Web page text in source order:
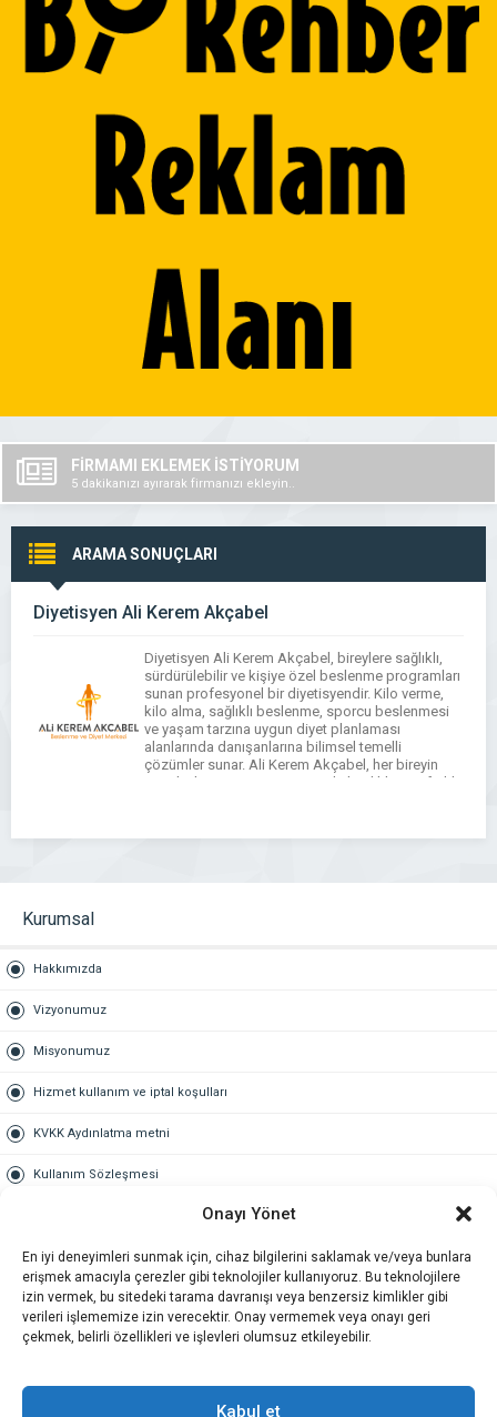
Onayı Yönet
En iyi deneyimleri sunmak için, cihaz bilgilerini saklamak ve/veya bunlara
erişmek amacıyla çerezler gibi teknolojiler kullanıyoruz. Bu teknolojilere
izin vermek, bu sitedeki tarama davranışı veya benzersiz kimlikler gibi
verileri işlememize izin verecektir. Onay vermemek veya onayı geri
çekmek, belirli özellikleri ve işlevleri olumsuz etkileyebilir.
Kabul et
FİRMAMI EKLEMEK İSTİYORUM
5 dakikanızı ayırarak firmanızı ekleyin..
ARAMA SONUÇLARI
Diyetisyen Ali Kerem Akçabel
Diyetisyen Ali Kerem Akçabel, bireylere sağlıklı,
sürdürülebilir ve kişiye özel beslenme programları
sunan profesyonel bir diyetisyendir. Kilo verme,
kilo alma, sağlıklı beslenme, sporcu beslenmesi
ve yaşam tarzına uygun diyet planlaması
alanlarında danışanlarına bilimsel temelli
çözümler sunar. Ali Kerem Akçabel, her bireyin
metabolizmasının ve yaşam alışkanlıklarının farklı
Kurumsal
Hakkımızda
Vizyonumuz
Misyonumuz
Hizmet kullanım ve iptal koşulları
KVKK Aydınlatma metni
Kullanım Sözleşmesi
Gold üyelik nedir
Kariyer